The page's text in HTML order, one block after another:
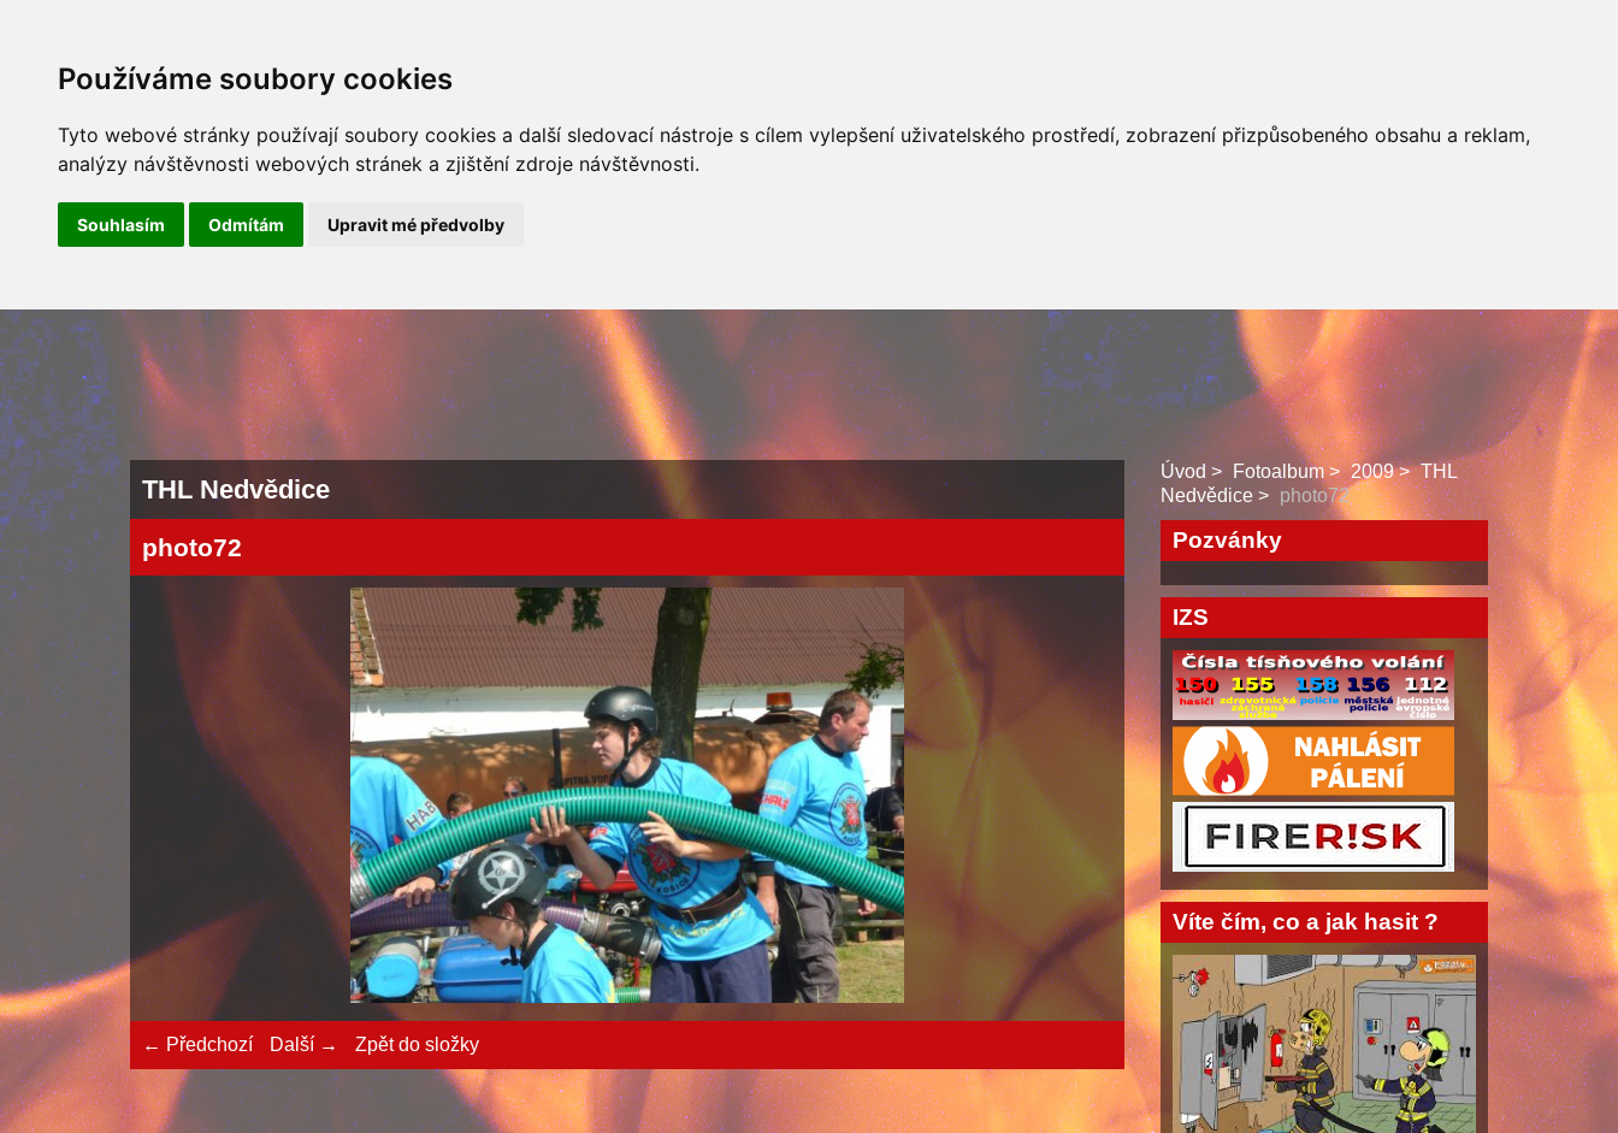
Používáme soubory cookies
Tyto webové stránky používají soubory cookies a další sledovací nástroje s cílem vylepšení uživatelského prostředí, zobrazení přizpůsobeného obsahu a reklam,
analýzy návštěvnosti webových stránek a zjištění zdroje návštěvnosti.
Souhlasím Odmítám Upravit mé předvolby
ÚVOD NOVINKY
THL Nedvědice
photo72
← Předchozí Další → Zpět do složky
Úvod Fotoalbum 2009
THL
Nedvědice
photo72
Pozvánky
IZS
Víte čím, co a jak hasit ?